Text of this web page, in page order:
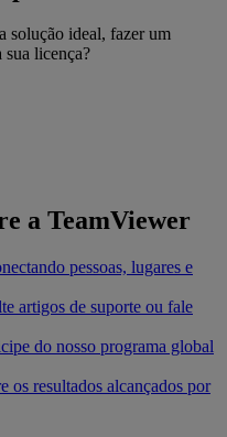
solução ideal, fazer um
licença?
a TeamViewer
pessoas, lugares e
artigos de suporte ou fale
do nosso programa global
os resultados alcançados por